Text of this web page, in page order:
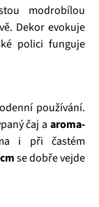
modrobílou
Dekor evokuje
polici funguje
používání.
čaj aaroma-
i při častém
se dobře vejde